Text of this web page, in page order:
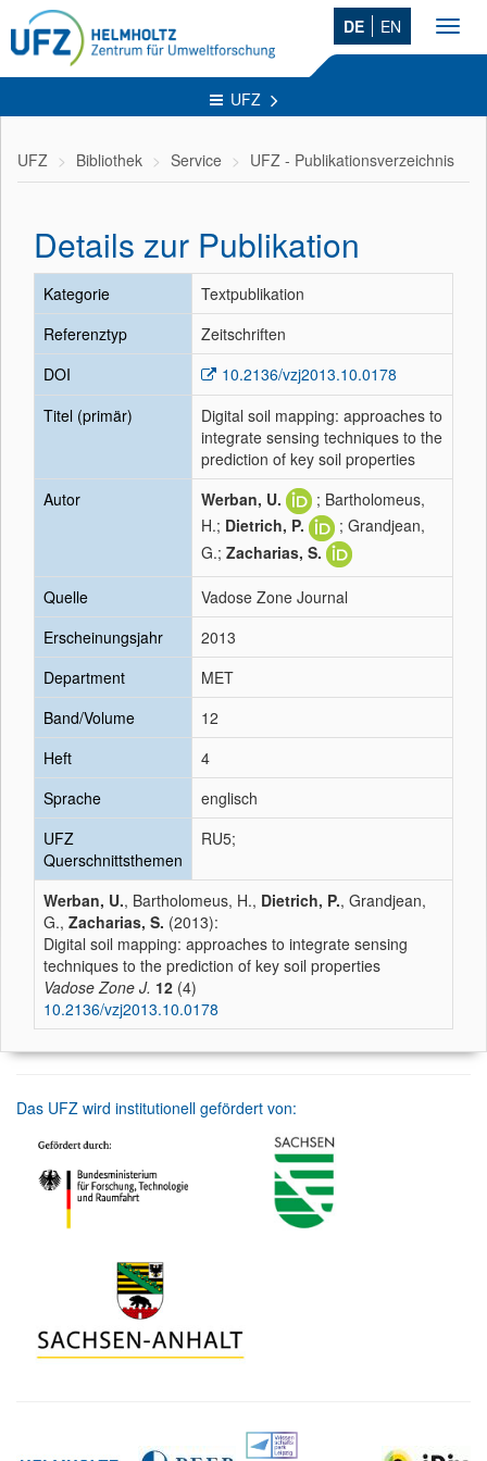
DE EN
UFZ
UFZ Bibliothek Service UFZ - Publikationsverzeichnis
Details zur Publikation
Kategorie
Textpublikation
Referenztyp
Zeitschriften
DOI
10.2136/vzj2013.10.0178
Titel (primär)
Digital soil mapping: approaches to
integrate sensing techniques to the
prediction of key soil properties
Autor
Werban, U.
; Bartholomeus,
H.; Dietrich, P.
; Grandjean,
G.; Zacharias, S.
Quelle
Vadose Zone Journal
Erscheinungsjahr
2013
Department
MET
Band/Volume
12
Heft
4
Sprache
englisch
UFZ
Querschnittsthemen
RU5;
Werban, U., Bartholomeus, H., Dietrich, P., Grandjean,
G., Zacharias, S. (2013):
Digital soil mapping: approaches to integrate sensing
techniques to the prediction of key soil properties
Vadose Zone J. 12 (4)
10.2136/vzj2013.10.0178
Das UFZ wird institutionell gefördert von: